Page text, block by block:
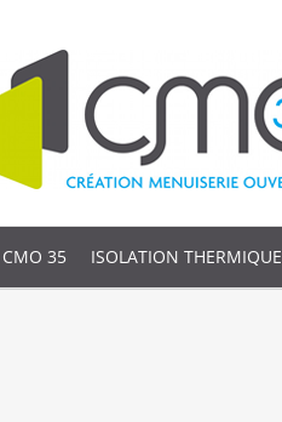
CMO 35 ISOLATION THERMIQUE